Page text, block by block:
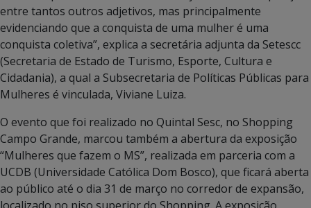
entre tantos outros adjetivos, mas principalmente
evidenciando que a conquista de uma mulher é uma
conquista coletiva”, explica a secretária adjunta da Setescc
(Secretaria de Estado de Turismo, Esporte, Cultura e
Cidadania), a qual a Subsecretaria de Políticas Públicas para
Mulheres é vinculada, Viviane Luiza.
O evento que foi realizado no Quintal Sesc, no Shopping
Campo Grande, marcou também a abertura da exposição
“Mulheres que fazem o MS”, realizada em parceria com a
UCDB (Universidade Católica Dom Bosco), que ficará aberta
ao público até o dia 31 de março no corredor de expansão,
localizado no piso superior do Shopping. A exposição